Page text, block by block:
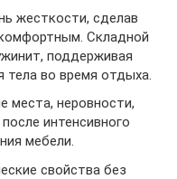
жесткости, сделав
Складной
поддерживая
во время отдыха.
места, неровности,
интенсивного
мебели.
свойства без